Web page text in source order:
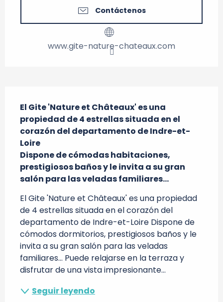
Contáctenos
www.gite-nature-chateaux.com
El Gite 'Nature et Châteaux' es una
propiedad de 4 estrellas situada en el
corazón del departamento de Indre-et-
Loire
Dispone de cómodas habitaciones,
prestigiosos baños y le invita a su gran
salón para las veladas familiares...
El Gite 'Nature et Châteaux' es una propiedad
de 4 estrellas situada en el corazón del
departamento de Indre-et-Loire Dispone de
cómodos dormitorios, prestigiosos baños y le
invita a su gran salón para las veladas
familiares... Puede relajarse en la terraza y
disfrutar de una vista impresionante...
Seguir leyendo